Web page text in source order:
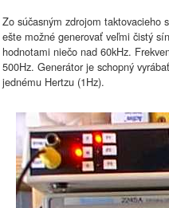
Zo súčasným zdrojom taktovacieho
ešte možné generovať veľmi čistý
hodnotami niečo nad 60kHz.
500Hz. Generátor je schopný
jednému Hertzu (1Hz).